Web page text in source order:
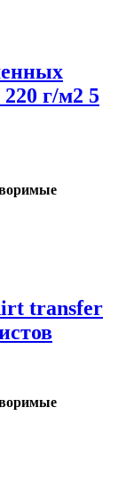
г/м2 5
transfer